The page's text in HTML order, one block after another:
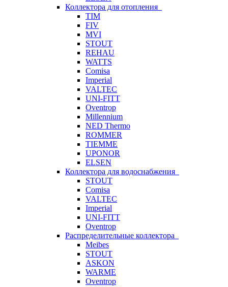
Коллектора для отопления
TIM
FIV
MVI
STOUT
REHAU
WATTS
Comisa
Imperial
VALTEC
UNI-FITT
Oventrop
Millennium
NED Thermo
ROMMER
TIEMME
UPONOR
ELSEN
Коллектора для водоснабжения
STOUT
Comisa
VALTEC
Imperial
UNI-FITT
Oventrop
Распределительные коллектора
Meibes
STOUT
ASKON
WARME
Oventrop